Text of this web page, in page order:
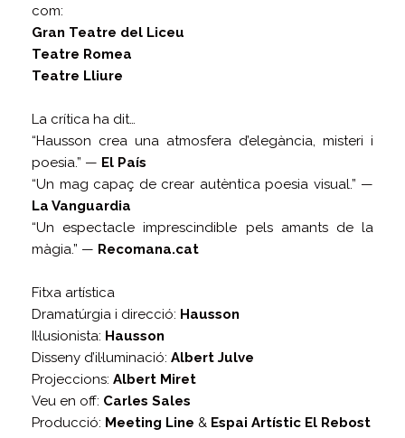
com:
Gran Teatre del Liceu
Teatre Romea
Teatre Lliure
La crítica ha dit…
“Hausson crea una atmosfera d’elegància, misteri i
poesia.” — El País
“Un mag capaç de crear autèntica poesia visual.” —
La Vanguardia
“Un espectacle imprescindible pels amants de la
màgia.” — Recomana.cat
Fitxa artística
Dramatúrgia i direcció: Hausson
Il·lusionista: Hausson
Disseny d’il·luminació: Albert Julve
Projeccions: Albert Miret
Veu en off: Carles Sales
Producció: Meeting Line & Espai Artístic El Rebost